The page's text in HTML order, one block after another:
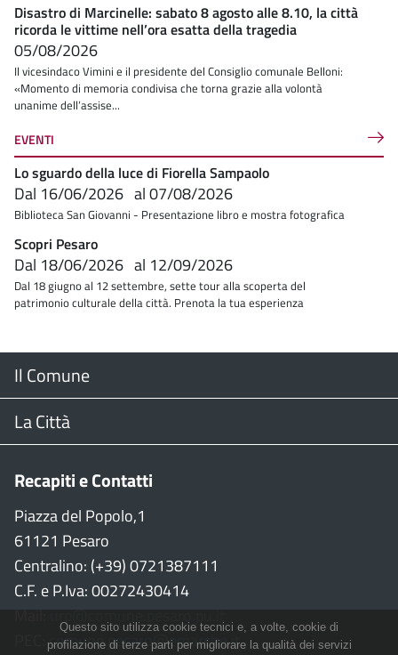
Disastro di Marcinelle: sabato 8 agosto alle 8.10, la città
ricorda le vittime nell’ora esatta della tragedia
05/08/2026
Il vicesindaco Vimini e il presidente del Consiglio comunale Belloni:
«Momento di memoria condivisa che torna grazie alla volontà
unanime dell’assise...
EVENTI
Lo sguardo della luce di Fiorella Sampaolo
Dal 16/06/2026 al07/08/2026
Biblioteca San Giovanni - Presentazione libro e mostra fotografica
Scopri Pesaro
Dal 18/06/2026 al 12/09/2026
Dal 18 giugno al 12 settembre, sette tour alla scoperta del
patrimonio culturale della città. Prenota la tua esperienza
Menu
Footer
Il Comune
Il Sindaco
Consiglio Comunale
CON
Garante persone con disabilità
Richiesta sale e patrocinio
La Città
Stradario
WiFi
Città della Musica
Città della Bicicletta
Recapiti e Contatti
Piazza del Popolo,1
61121 Pesaro
Centralino: (+39) 0721387111
C.F. e P.Iva: 00272430414
Mail:urp@comune.pesaro.pu.it
PEC:comune.pesaro@emarche.it
Questo sito utilizza cookie tecnici e, a volte, cookie di
profilazione di terze parti per migliorare la qualità dei servizi